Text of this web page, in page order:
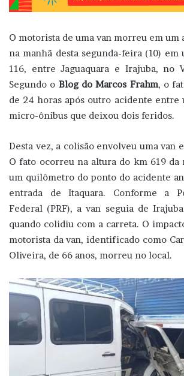
O motorista de uma van morreu em
na manhã desta segunda-feira (10) em
116, entre Jaguaquara e Irajuba, no
Segundo o Blog do Marcos Frahm, o
de 24 horas após outro acidente entre
micro-ônibus que deixou dois feridos.
Desta vez, a colisão envolveu uma van
O fato ocorreu na altura do km 619 da
um quilômetro do ponto do acidente
entrada de Itaquara. Conforme a
Federal (PRF), a van seguia de
quando colidiu com a carreta. O
motorista da van, identificado como
Oliveira, de 66 anos, morreu no local.